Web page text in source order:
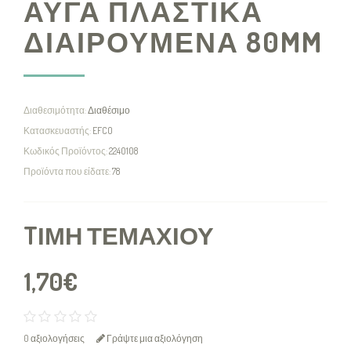
ΑΥΓΑ ΠΛΑΣΤΙΚΑ
ΔΙΑΙΡΟΥΜΕΝΑ 80MM
Διαθεσιμότητα:Διαθέσιμο
Κατασκευαστής: EFCO
Κωδικός Προϊόντος:2240108
Προϊόντα που είδατε:78
TΙΜΉ ΤΕΜΑΧΊΟΥ
1,70€
0 αξιολογήσεις Γράψτε μια αξιολόγηση